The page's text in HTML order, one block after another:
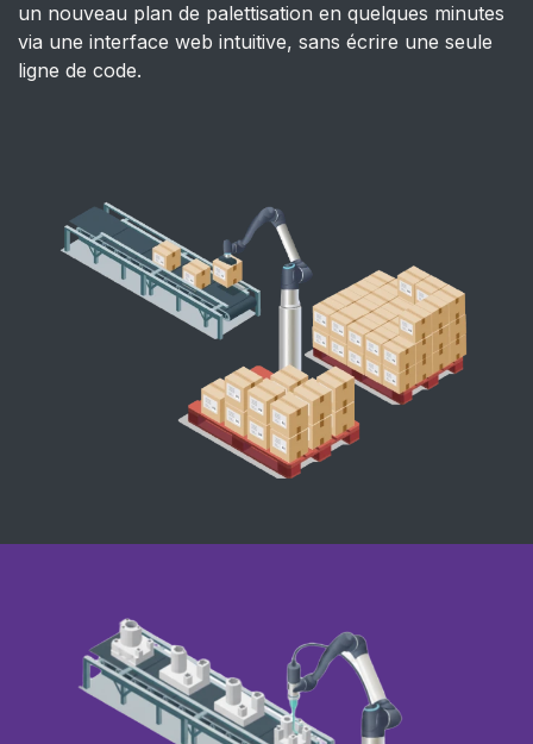
un nouveau plan de palettisation en quelques minutes
via une interface web intuitive, sans écrire une seule
ligne de code.